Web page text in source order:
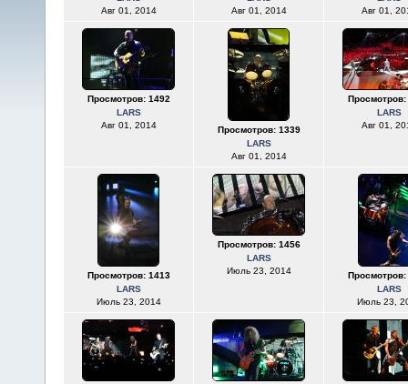
Авг 01, 2014
Авг 01, 2014
Авг 01,
Просмотров: 1492
LARS
Авг 01, 2014
Просмотров: 1339
LARS
Авг 01, 2014
Просмотров:
LARS
Авг 01,
Просмотров: 1413
LARS
Июль 23, 2014
Просмотров: 1456
LARS
Июль 23, 2014
Просмотров:
LARS
Июль 23,